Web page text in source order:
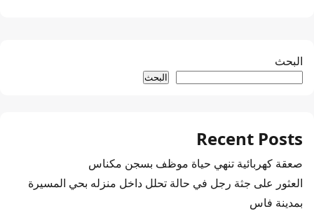
البحث
البحث
Recent Posts
صعقة كهربائية تنهي حياة موظف بسجن مكناس
العثور على جثة رجل في حالة تحلل داخل منزله بحي المسيرة
بمدينة فاس